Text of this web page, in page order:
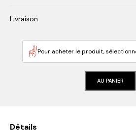
Livraison
Pour acheter le produit,
AU PANIER
Détails